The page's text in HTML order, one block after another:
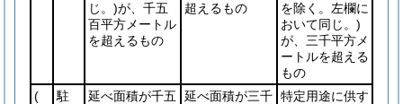
じ。)が、千五
百平方メートル
を超えるもの
超えるもの
を除く。左欄に
おいて同じ。)
が、三千平方メ
ートルを超える
もの
(
駐
延べ面積が千五
延べ面積が三千 特定用途に供す